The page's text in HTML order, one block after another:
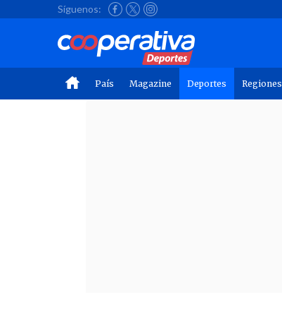
Síguenos:
País Magazine Deportes Regiones